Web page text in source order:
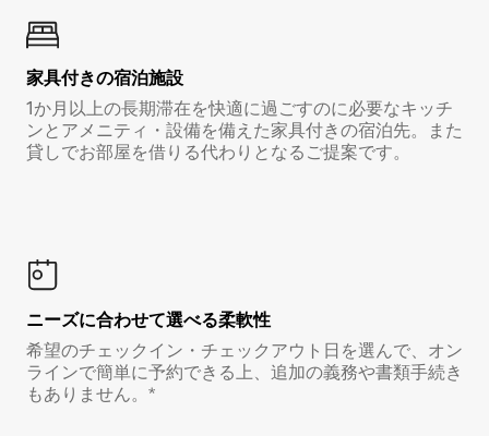
家具付き⁠の宿⁠泊⁠施⁠設
1か月以上の長期滞在を快適に過ごすのに必要なキッチ
ンとアメニティ・設備を備えた家具付きの宿泊先。また
貸しでお部屋を借りる代わりとなるご提案です。
ニーズに合わせて選べる柔軟性
希望のチェックイン・チェックアウト日を選んで、オン
ラインで簡単に予約できる上、追加の義務や書類手続き
もありません。*